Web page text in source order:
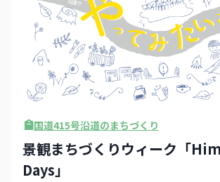
国道415号沿道のまちづくり
景観まちづくりウィーク「
Days」